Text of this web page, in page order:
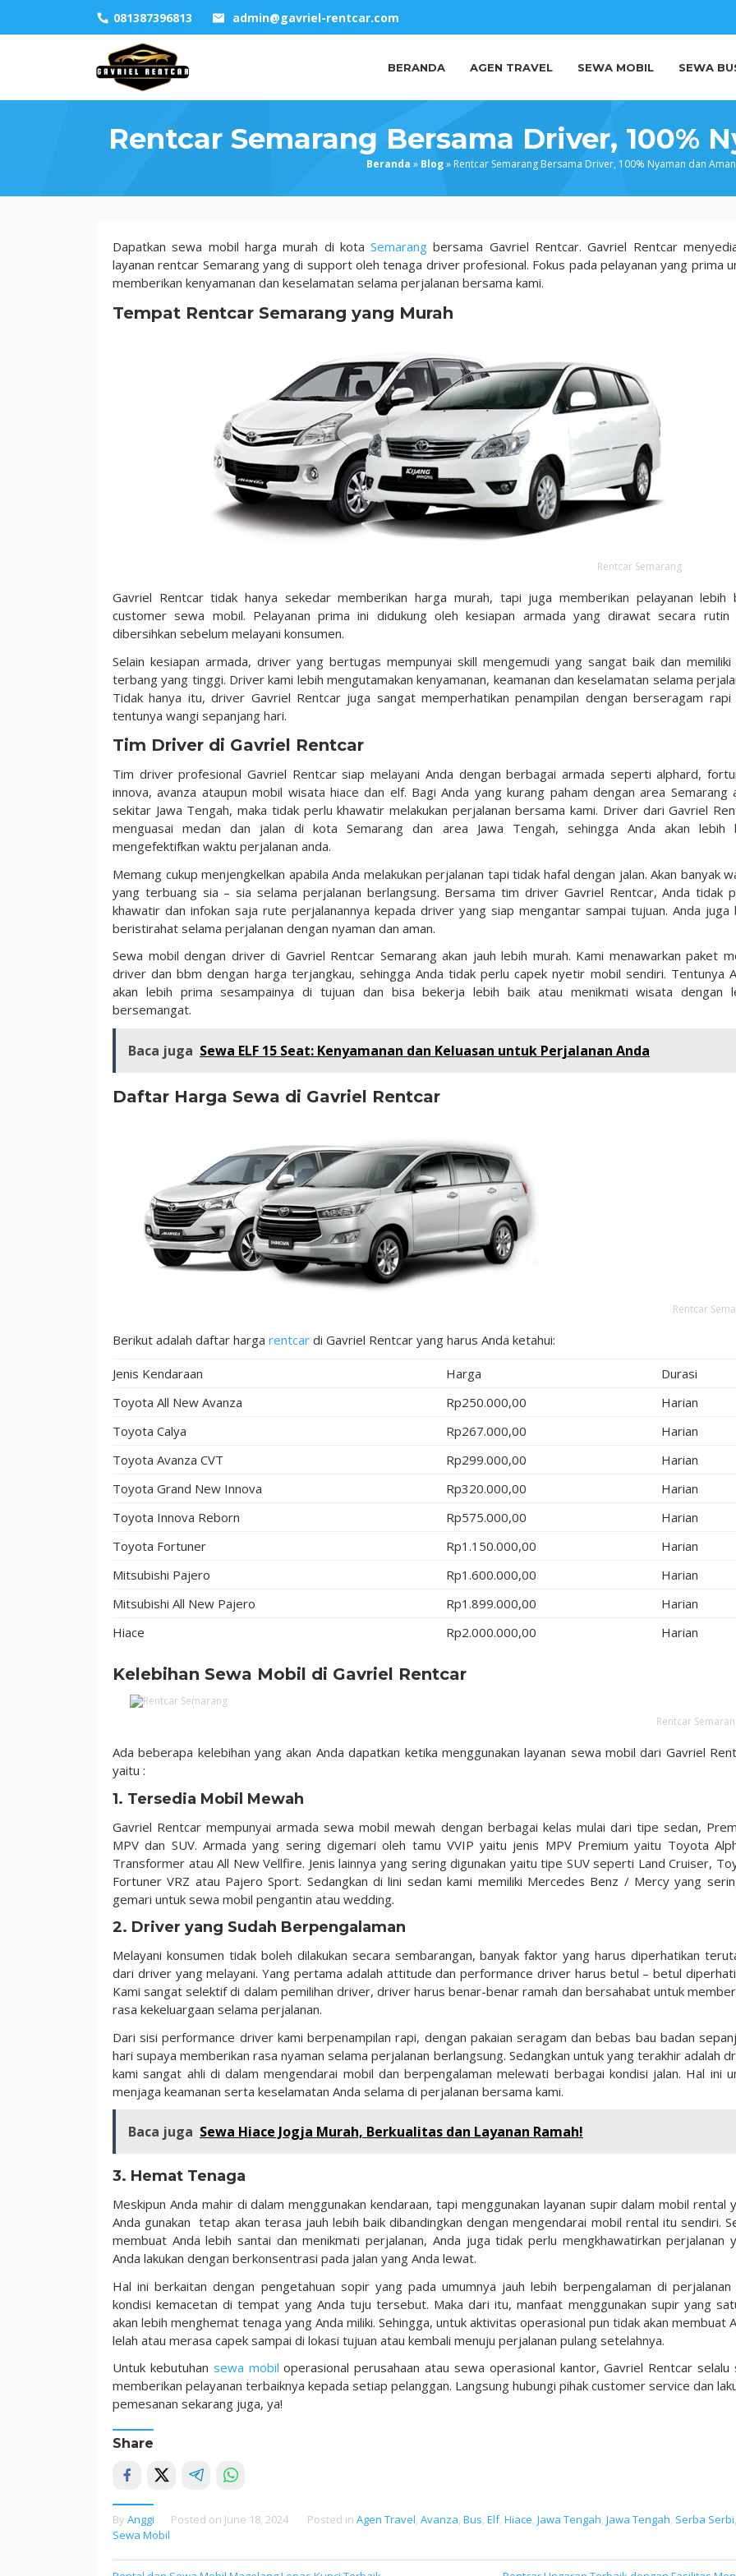
081387396813 admin@gavriel-rentcar.com
BERANDA AGEN TRAVEL SEWA MOBIL SEWA
Rentcar Semarang Bersama Driver, 100%
Beranda » Blog» Rentcar Semarang Bersama Driver, 100% Nyaman dan
Rentcar
Semarang
Bersama
100%
Dapatkan sewa mobil harga murah di kotaSemarang bersama Gavriel Rentcar. Gavriel Rentcar
layanan rentcar Semarang yang di support oleh tenaga driver profesional. Fokus pada pelayanan yang prima
memberikan kenyamanan dan keselamatan selama perjalanan bersama kami.
Tempat Rentcar Semarang yang Murah
Rentcar Semarang
Gavriel Rentcar tidak hanya sekedar memberikan harga murah, tapi juga memberikan pelayanan lebih
customer sewa mobil. Pelayanan prima ini didukung oleh kesiapan armada yang dirawat secara rutin
dibersihkan sebelum melayani konsumen.
Selain kesiapan armada, driver yang bertugas mempunyai skill mengemudi yang sangat baik dan memiliki
terbang yang tinggi. Driver kami lebih mengutamakan kenyamanan, keamanan dan keselamatan selama
Tidak hanya itu, driver Gavriel Rentcar juga sangat memperhatikan penampilan dengan berseragam rapi
tentunya wangi sepanjang hari.
Tim Driver di Gavriel Rentcar
Tim driver profesional Gavriel Rentcar siap melayani Anda dengan berbagai armada seperti alphard,
innova, avanza ataupun mobil wisata hiace dan elf. Bagi Anda yang kurang paham dengan area Semarang
sekitar Jawa Tengah, maka tidak perlu khawatir melakukan perjalanan bersama kami. Driver dari Gavriel
menguasai medan dan jalan di kota Semarang dan area Jawa Tengah, sehingga Anda akan lebih
mengefektifkan waktu perjalanan anda.
Memang cukup menjengkelkan apabila Anda melakukan perjalanan tapi tidak hafal dengan jalan. Akan banyak
yang terbuang sia – sia selama perjalanan berlangsung. Bersama tim driver Gavriel Rentcar, Anda tidak
khawatir dan infokan saja rute perjalanannya kepada driver yang siap mengantar sampai tujuan. Anda juga
beristirahat selama perjalanan dengan nyaman dan aman.
Sewa mobil dengan driver di Gavriel Rentcar Semarang akan jauh lebih murah. Kami menawarkan paket
driver dan bbm dengan harga terjangkau, sehingga Anda tidak perlu capek nyetir mobil sendiri. Tentunya
akan lebih prima sesampainya di tujuan dan bisa bekerja lebih baik atau menikmati wisata dengan
bersemangat.
Baca juga Sewa ELF 15 Seat: Kenyamanan dan Keluasan untuk Perjalanan Anda
Daftar Harga Sewa di Gavriel Rentcar
Rentcar
Berikut adalah daftar harga rentcar di Gavriel Rentcar yang harus Anda ketahui:
Jenis Kendaraan Harga
Durasi
Toyota All New Avanza
Rp250.000,00
Harian
Toyota Calya
Rp267.000,00
Harian
Toyota Avanza CVT
Rp299.000,00
Harian
Toyota Grand New Innova
Rp320.000,00
Harian
Toyota Innova Reborn
Rp575.000,00
Harian
Toyota Fortuner
Rp1.150.000,00
Harian
Mitsubishi Pajero
Rp1.600.000,00
Harian
Mitsubishi All New Pajero
Rp1.899.000,00
Harian
Hiace
Rp2.000.000,00 Harian
Kelebihan Sewa Mobil di Gavriel Rentcar
Rentcar
Ada beberapa kelebihan yang akan Anda dapatkan ketika menggunakan layanan sewa mobil dari Gavriel
yaitu :
1. Tersedia Mobil Mewah
Gavriel Rentcar mempunyai armada sewa mobil mewah dengan berbagai kelas mulai dari tipe sedan,
MPV dan SUV. Armada yang sering digemari oleh tamu VVIP yaitu jenis MPV Premium yaitu Toyota
Transformer atau All New Vellfire. Jenis lainnya yang sering digunakan yaitu tipe SUV seperti Land Cruiser,
Fortuner VRZ atau Pajero Sport. Sedangkan di lini sedan kami memiliki Mercedes Benz / Mercy yang
gemari untuk sewa mobil pengantin atau wedding.
2. Driver yang Sudah Berpengalaman
Melayani konsumen tidak boleh dilakukan secara sembarangan, banyak faktor yang harus diperhatikan
dari driver yang melayani. Yang pertama adalah attitude dan performance driver harus betul – betul
Kami sangat selektif di dalam pemilihan driver, driver harus benar-benar ramah dan bersahabat untuk
rasa kekeluargaan selama perjalanan.
Dari sisi performance driver kami berpenampilan rapi, dengan pakaian seragam dan bebas bau badan
hari supaya memberikan rasa nyaman selama perjalanan berlangsung. Sedangkan untuk yang terakhir adalah
kami sangat ahli di dalam mengendarai mobil dan berpengalaman melewati berbagai kondisi jalan. Hal ini
menjaga keamanan serta keselamatan Anda selama di perjalanan bersama kami.
Baca juga Sewa Hiace Jogja Murah, Berkualitas dan Layanan Ramah!
3. Hemat Tenaga
Meskipun Anda mahir di dalam menggunakan kendaraan, tapi menggunakan layanan supir dalam mobil rental
Anda gunakan tetap akan terasa jauh lebih baik dibandingkan dengan mengendarai mobil rental itu sendiri.
membuat Anda lebih santai dan menikmati perjalanan, Anda juga tidak perlu mengkhawatirkan perjalanan
Anda lakukan dengan berkonsentrasi pada jalan yang Anda lewat.
Hal ini berkaitan dengan pengetahuan sopir yang pada umumnya jauh lebih berpengalaman di perjalanan
kondisi kemacetan di tempat yang Anda tuju tersebut. Maka dari itu, manfaat menggunakan supir yang
akan lebih menghemat tenaga yang Anda miliki. Sehingga, untuk aktivitas operasional pun tidak akan membuat
lelah atau merasa capek sampai di lokasi tujuan atau kembali menuju perjalanan pulang setelahnya.
Untuk kebutuhan sewa mobil operasional perusahaan atau sewa operasional kantor, Gavriel Rentcar selalu
memberikan pelayanan terbaiknya kepada setiap pelanggan. Langsung hubungi pihak customer service dan
pemesanan sekarang juga, ya!
Share
By Anggi Posted on June 18, 2024 Posted in Agen Travel, Avanza, Bus, Elf, Hiace, Jawa Tengah, Jawa Tengah, Serba Serbi,
Sewa Mobil